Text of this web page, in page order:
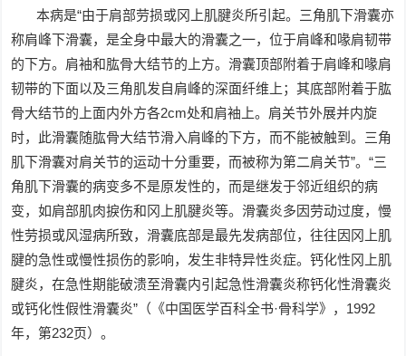
本病是“由于肩部劳损或冈上肌腱炎所引起。三角肌下滑囊亦
称肩峰下滑囊，是全身中最大的滑囊之一，位于肩峰和喙肩韧带
的下方。肩袖和肱骨大结节的上方。滑囊顶部附着于肩峰和喙肩
韧带的下面以及三角肌发自肩峰的深面纤维上；其底部附着于肱
骨大结节的上面内外方各2cm处和肩袖上。肩关节外展并内旋
时，此滑囊随肱骨大结节滑入肩峰的下方，而不能被触到。三角
肌下滑囊对肩关节的运动十分重要，而被称为第二肩关节”。“三
角肌下滑囊的病变多不是原发性的，而是继发于邻近组织的病
变，如肩部肌肉捩伤和冈上肌腱炎等。滑囊炎多因劳动过度，慢
性劳损或风湿病所致，滑囊底部是最先发病部位，往往因冈上肌
腱的急性或慢性损伤的影响，发生非特异性炎症。钙化性冈上肌
腱炎，在急性期能破溃至滑囊内引起急性滑囊炎称钙化性滑囊炎
或钙化性假性滑囊炎”（《中国医学百科全书·骨科学》，1992
年，第232页）。